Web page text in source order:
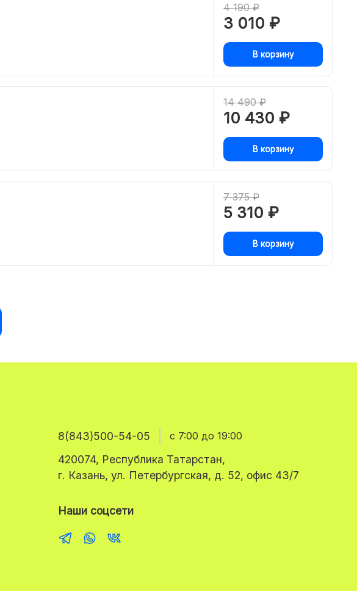
4 190 ₽
3 010 ₽
В корзину
14 490 ₽
10 430 ₽
В корзину
7 375 ₽
5 310 ₽
В корзину
8(843)500-54-05 с 7:00 до 19:00
420074, Республика Татарстан,
г. Казань, ул. Петербургская, д. 52, офис 43/7
Наши соцсети